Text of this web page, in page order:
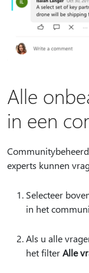
Alle
in een
experts kunnen
Selecteer
in het
Als u alle
het filterAlle